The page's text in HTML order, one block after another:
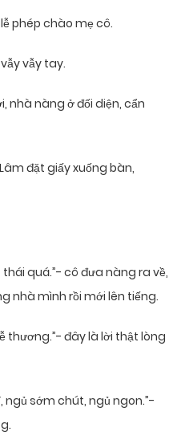
phép chào mẹ cô.
vẫy tay.
nhà nàng ở đối diện, cẩn
đặt giấy xuống bàn,
thái quá.”- cô đưa nàng ra về,
nhà mình rồi mới lên tiếng.
thương.”- đây là lời thật lòng
ngủ sớm chút, ngủ ngon.”-